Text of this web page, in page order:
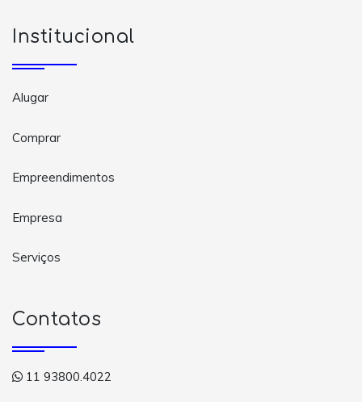
Institucional
Alugar
Comprar
Empreendimentos
Empresa
Serviços
Contatos
11 93800.4022